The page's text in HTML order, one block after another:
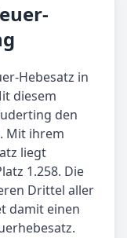
Hebesatz in
diesem
den
Mit ihrem
liegt
1.258. Die
Drittel aller
damit einen